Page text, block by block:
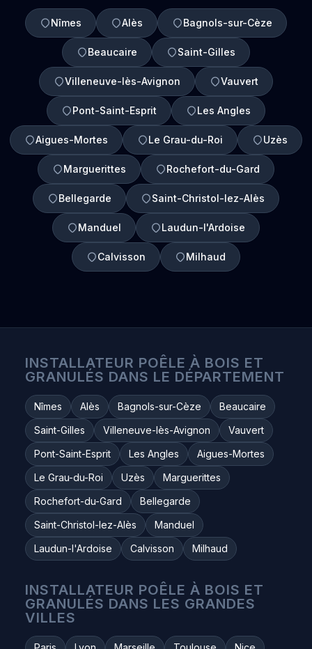
Nîmes Alès Bagnols-sur-Cèze
Beaucaire Saint-Gilles
Villeneuve-lès-Avignon Vauvert
Pont-Saint-Esprit Les Angles
Aigues-Mortes Le Grau-du-Roi Uzès
Marguerittes Rochefort-du-Gard
Bellegarde Saint-Christol-lez-Alès
Manduel Laudun-l'Ardoise
Calvisson Milhaud
INSTALLATEUR POÊLE À BOIS ET
GRANULÉS DANS LE DÉPARTEMENT
Nîmes Alès Bagnols-sur-Cèze
Beaucaire
Saint-Gilles
Villeneuve-lès-Avignon
Vauvert
Pont-Saint-Esprit
Les Angles
Aigues-Mortes
Le Grau-du-Roi
Uzès
Marguerittes
Rochefort-du-Gard
Bellegarde
Saint-Christol-lez-Alès
Manduel
Laudun-l'Ardoise
Calvisson Milhaud
INSTALLATEUR POÊLE À BOIS ET
GRANULÉS DANS LES GRANDES
VILLES